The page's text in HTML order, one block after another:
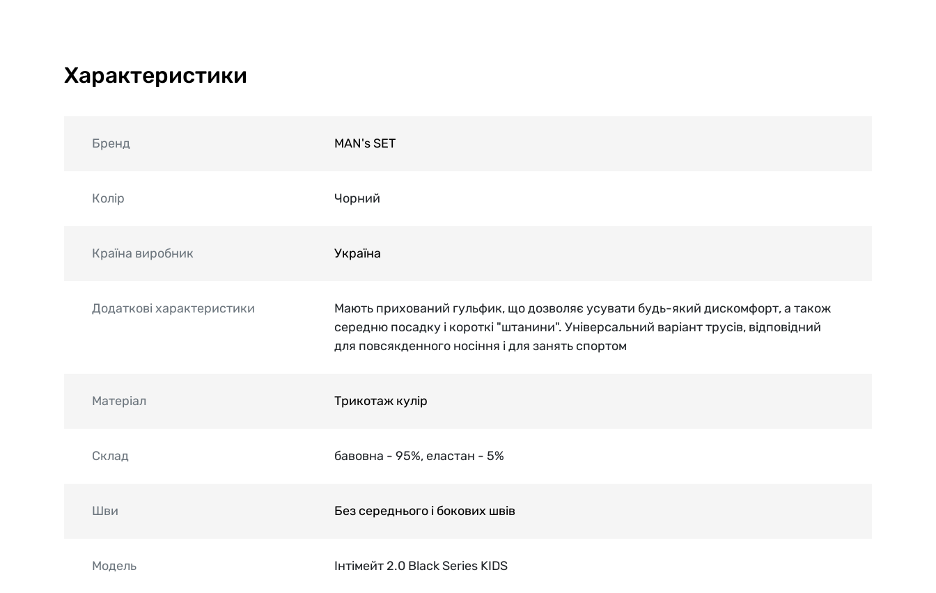
Характеристики
Бренд MAN's SET
Колір Чорний
Країна виробник Україна
Додаткові характеристики
Мають прихований гульфик, що дозволяє усувати будь-який дискомфорт, а також
середню посадку і короткі "штанини". Універсальний варіант трусів, відповідний
для повсякденного носіння і для занять спортом
Матеріал Трикотаж кулір
Склад бавовна - 95%, еластан - 5%
Шви Без середнього і бокових швів
Модель Інтімейт 2.0 Black Series KIDS